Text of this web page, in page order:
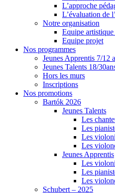
L’approche
L’évaluation de
Notre organisation
Equipe
Equipe projet
Nos programmes
Jeunes Apprentis 7/12
Jeunes Talents 18/
Hors les murs
Inscriptions
Nos promotions
Bartók 2026
Jeunes Talents
Les
Les
Les
Les
Jeunes Apprentis
Les
Les
Les
Schubert – 2025